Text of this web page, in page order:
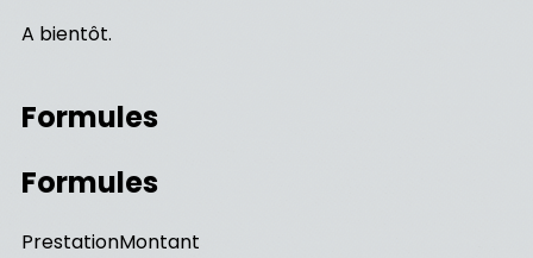
A bientôt.
Formules
Formules
PrestationMontant